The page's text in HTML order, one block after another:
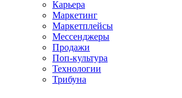
Карьера
Маркетинг
Маркетплейсы
Мессенджеры
Продажи
Поп-культура
Технологии
Трибуна